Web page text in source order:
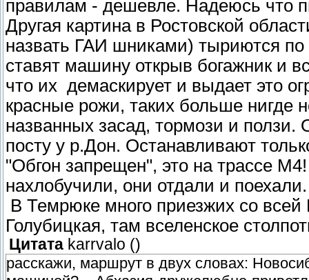
правилам - дешевле. Надеюсь что
Другая картина в Ростовской
назвать ГАИ шниками) тыриются по
ставят машину открыв богажник и
что их демаскирует и выдает это
красные рожи, таких больше нигде
названных засад, тормози и
посту у р.Дон. Останавливают
"Обгон запрещен", это на трассе
нахлобучили, они отдали и поехали.
В Темрюке много приезжих со
Голубицкая, там вселенское
Цитата karrvalo ()
расскажи, маршрут в двух словах: